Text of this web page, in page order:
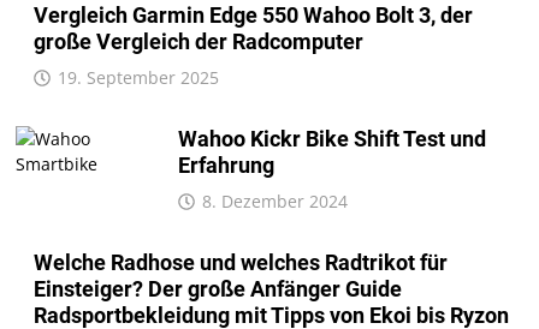
Vergleich Garmin Edge 550 Wahoo Bolt 3, der
große Vergleich der Radcomputer
19. September 2025
Wahoo Kickr Bike Shift Test und
Erfahrung
8. Dezember 2024
Welche Radhose und welches Radtrikot für
Einsteiger? Der große Anfänger Guide
Radsportbekleidung mit Tipps von Ekoi bis Ryzon